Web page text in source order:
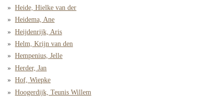
Heide, Hielke van der
Heidema, Ane
Heijdenrijk, Aris
Helm, Krijn van den
Hempenius, Jelle
Herder, Jan
Hof, Wiepke
Hoogerdijk, Teunis Willem